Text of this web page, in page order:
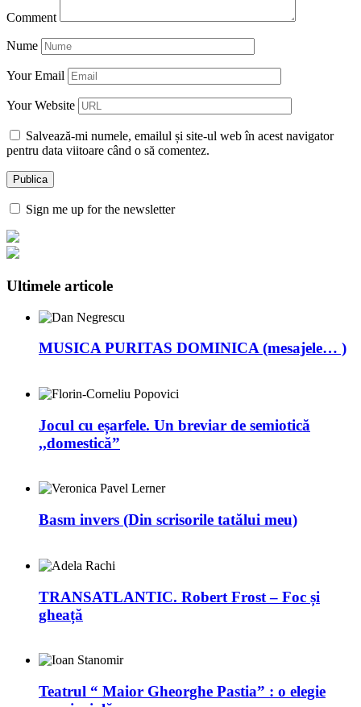
Comment
Nume
Your Email
Your Website
Salvează-mi numele, emailul și site-ul web în acest navigator
pentru data viitoare când o să comentez.
Sign me up for the newsletter
Ultimele articole
MUSICA PURITAS DOMINICA (mesajele… )
Jocul cu eșarfele. Un breviar de semiotică
,,domestică”
Basm invers (Din scrisorile tatălui meu)
TRANSATLANTIC. Robert Frost – Foc și
gheață
Teatrul “ Maior Gheorghe Pastia” : o elegie